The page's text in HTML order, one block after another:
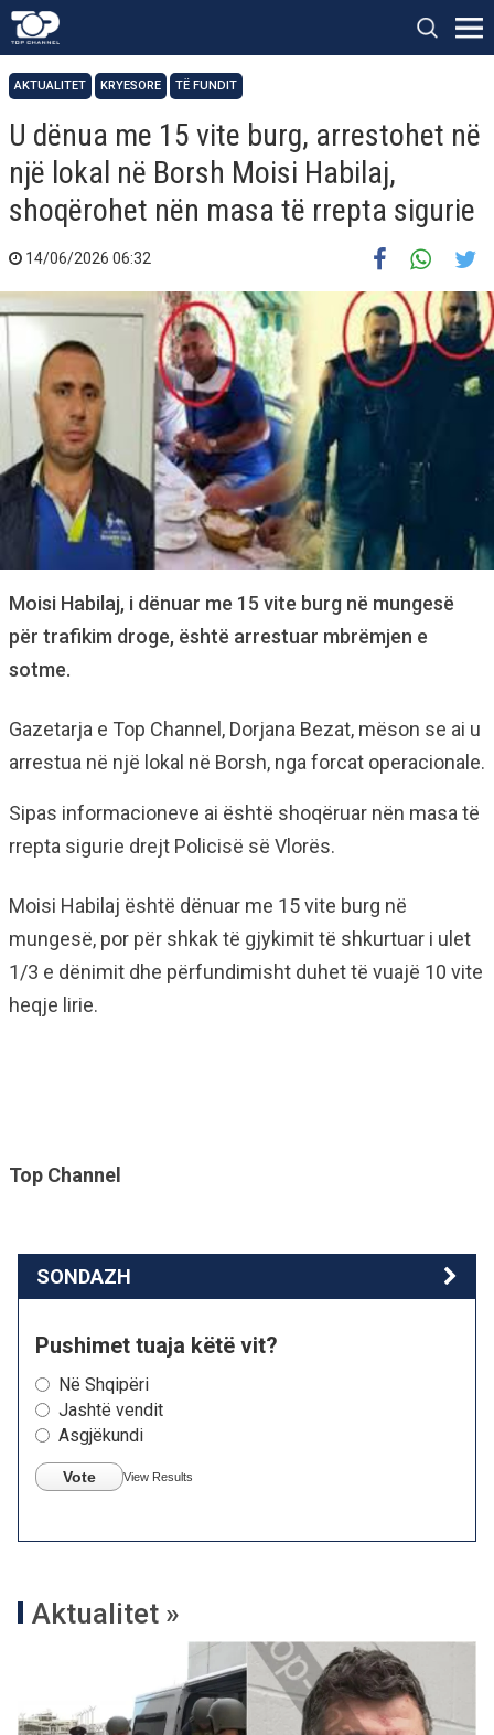
AKTUALITET KRYESORE TË FUNDIT
U dënua me 15 vite burg, arrestohet në
një lokal në Borsh Moisi Habilaj,
shoqërohet nën masa të rrepta sigurie
14/06/2026 06:32
Moisi Habilaj, i dënuar me 15 vite burg në mungesë
për trafikim droge, është arrestuar mbrëmjen e
sotme.
Gazetarja e Top Channel, Dorjana Bezat, mëson se ai u
arrestua në një lokal në Borsh, nga forcat operacionale.
Sipas informacioneve ai është shoqëruar nën masa të
rrepta sigurie drejt Policisë së Vlorës.
Moisi Habilaj është dënuar me 15 vite burg në
mungesë, por për shkak të gjykimit të shkurtuar i ulet
1/3 e dënimit dhe përfundimisht duhet të vuajë 10 vite
heqje lirie.
Top Channel
SONDAZH
Pushimet tuaja këtë vit?
Në Shqipëri
Jashtë vendit
Asgjëkundi
Vote View Results
Aktualitet »